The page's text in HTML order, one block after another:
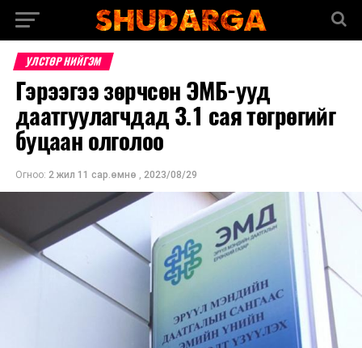
УЛСТӨР НИЙГЭМ
Гэрээгээ зөрчсөн ЭМБ-ууд
даатгуулагчдад 3.1 сая төгрөгийг
буцаан олголоо
Огноо: 2 жил 11 сар.өмнө , 2023/08/29